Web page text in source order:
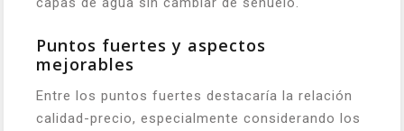
Puntos fuertes y aspectos
mejorables
Entre los puntos fuertes destacaría la relación
calidad-precio, especialmente considerando los